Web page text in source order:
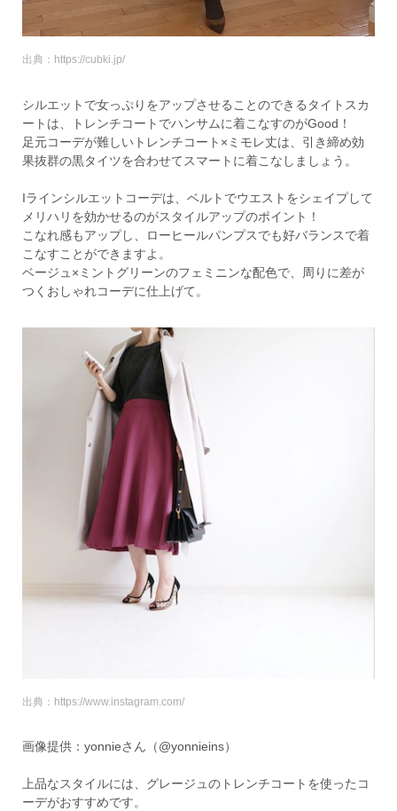
出典：https://cubki.jp/
シルエットで女っぷりをアップさせることのできるタイトスカ
ートは、トレンチコートでハンサムに着こなすのがGood！
足元コーデが難しいトレンチコート×ミモレ丈は、引き締め効
果抜群の黒タイツを合わせてスマートに着こなしましょう。
Iラインシルエットコーデは、ベルトでウエストをシェイプして
メリハリを効かせるのがスタイルアップのポイント！
こなれ感もアップし、ローヒールパンプスでも好バランスで着
こなすことができますよ。
ベージュ×ミントグリーンのフェミニンな配色で、周りに差が
つくおしゃれコーデに仕上げて。
出典：https://www.instagram.com/
画像提供：yonnieさん（@yonnieins）
上品なスタイルには、グレージュのトレンチコートを使ったコ
ーデがおすすめです。